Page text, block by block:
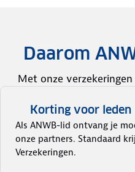
Daarom
Met onze
Korting voor leden
Als ANWB-lid ontvang je
onze partners. Standaard
Verzekeringen.